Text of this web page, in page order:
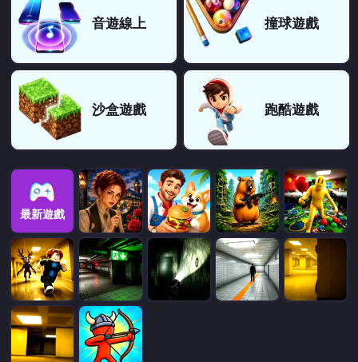
音遊線上 撞球遊戲
沙盒遊戲 跑酷遊戲
最新遊戲